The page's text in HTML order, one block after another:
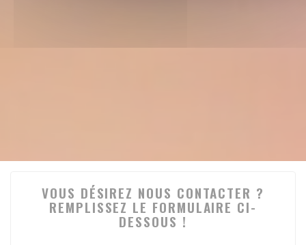
VOUS DÉSIREZ NOUS CONTACTER ?
REMPLISSEZ LE FORMULAIRE CI-
DESSOUS !